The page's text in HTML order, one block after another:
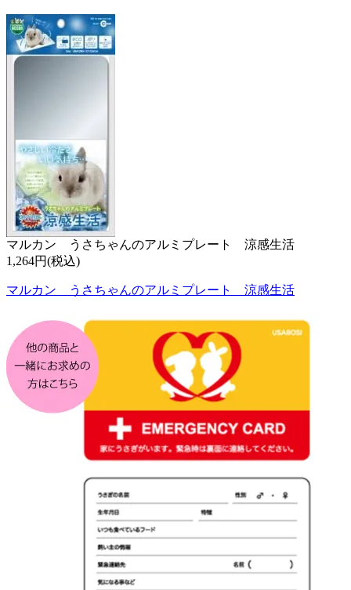
マルカン うさちゃんのアルミプレート 涼感生活
1,264円(税込)
マルカン うさちゃんのアルミプレート 涼感生活